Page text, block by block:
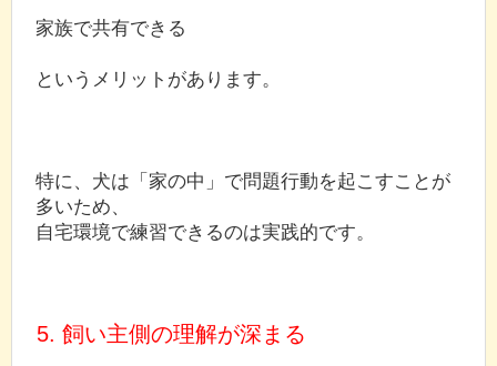
家族で共有できる
というメリットがあります。
特に、犬は「家の中」で問題行動を起こすことが
多いため、
自宅環境で練習できるのは実践的です。
5. 飼い主側の理解が深まる